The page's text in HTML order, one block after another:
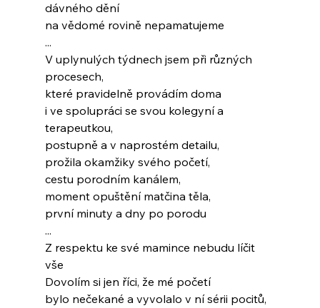
dávného dění
na vědomé rovině nepamatujeme
...
V uplynulých týdnech jsem při různých
procesech,
které pravidelně provádím doma
i ve spolupráci se svou kolegyní a
terapeutkou,
postupně a v naprostém detailu,
prožila okamžiky svého početí,
cestu porodním kanálem,
moment opuštění matčina těla,
první minuty a dny po porodu
...
Z respektu ke své mamince nebudu líčit
vše
Dovolím si jen říci, že mé početí
bylo nečekané a vyvolalo v ní sérii pocitů,